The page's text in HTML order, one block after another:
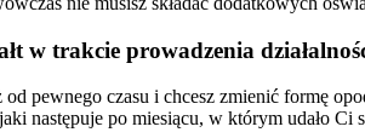
w trakcie prowadzenia
pewnego czasu i chcesz zmienić formę
następuje po miesiącu, w którym udało